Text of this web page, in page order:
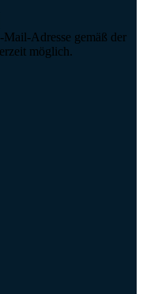
Adresse gemäß der
möglich.